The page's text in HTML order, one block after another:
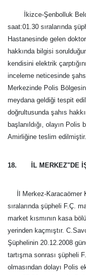
İkizce-Şenbolluk
saat:01.30 sıralarında
Hastanesinde gelen
hakkında bilgisi
kendisini elektrik
inceleme neticesinde
Merkezinde Polis
meydana geldiği tespit
doğrultusunda şahıs
başlanıldığı, olayın
Amirliğine teslim edilmiştir.
18. İL MERKEZ"DE
İl Merkez-
sıralarında şüpheli F.Ç.
market kısmının kasa
yerinden kaçmıştır.
Şüphelinin 20.12.2008
tartışma sonrası şüpheli
olmasından dolayı Polis